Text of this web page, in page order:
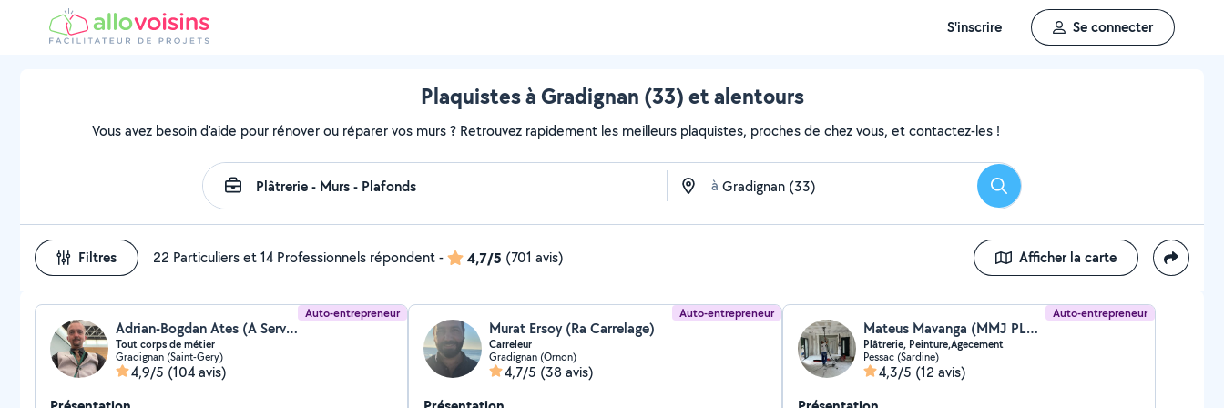
S'inscrire Se connecter
Plaquistes à Gradignan (33) et alentours
Vous avez besoin d'aide pour rénover ou réparer vos murs ? Retrouvez rapidement les meilleurs plaquistes, proches de chez vous, et contactez-les !
à Rechercher
Filtres 22 Particuliers et 14 Professionnels répondent- 4,7/5 (701 avis) Afficher la carte
Auto-entrepreneur
Adrian-Bogdan Ates (A Services)
Tout corps de métier
Gradignan (Saint-Gery)
4,9/5 (104 avis)
Auto-entrepreneur
Murat Ersoy (Ra Carrelage)
Carreleur
Gradignan (Ornon)
4,7/5 (38 avis)
Auto-entrepreneur
Mateus Mavanga (MMJ PLATRERIE)
Plâtrerie, Peinture,Agecement
Pessac (Sardine)
4,3/5 (12 avis)